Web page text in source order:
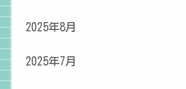
2025年8月
2025年7月